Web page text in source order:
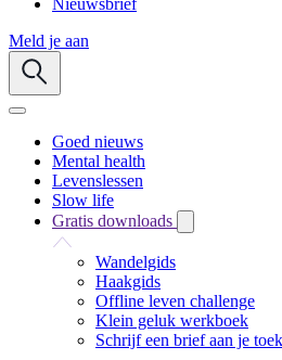
Meld je aan
Goed nieuws
Mental health
Levenslessen
Slow life
Gratis downloads
Wandelgids
Haakgids
Offline leven challenge
Klein geluk werkboek
Schrijf een brief aan je